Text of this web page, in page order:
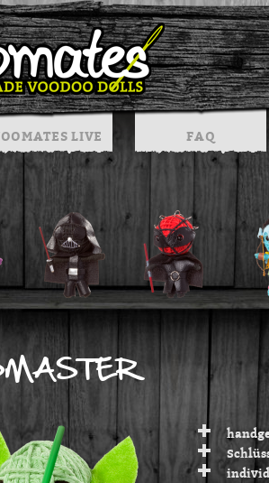
LIVE FAQ